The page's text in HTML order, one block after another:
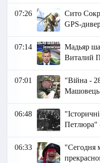
07:26
Сито
GPS-
07:14
Мадьяр
Виталий
07:01
"Війна -
Машовець
06:48
Петлюра"
06:33
"Сегодня